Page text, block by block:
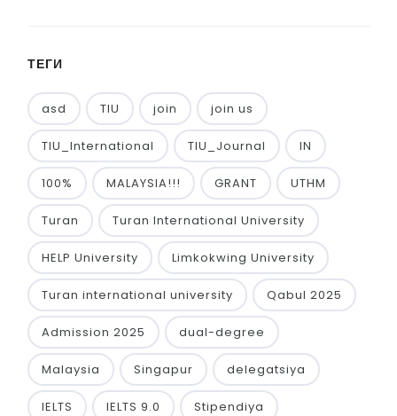
ТЕГИ
asd TIU join join us
TIU_International TIU_Journal IN
100% MALAYSIA!!! GRANT UTHM
Turan Turan International University
HELP University Limkokwing University
Turan international university Qabul 2025
Admission 2025 dual-degree
Malaysia Singapur delegatsiya
IELTS IELTS 9.0 Stipendiya